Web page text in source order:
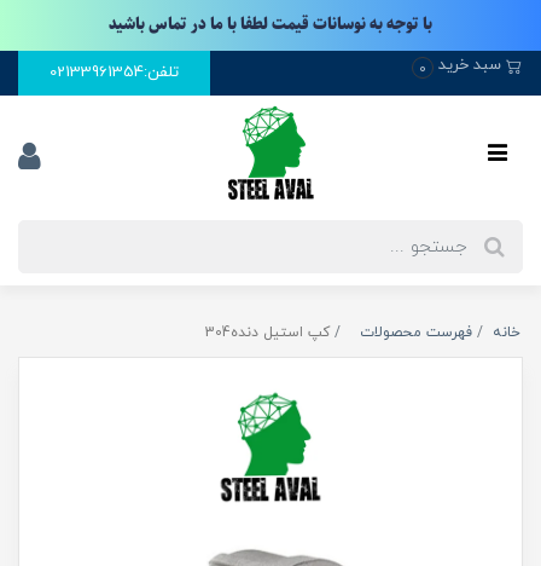
با توجه به نوسانات قیمت لطفا با ما در تماس باشید
سبد خرید 0 تلفن:02133961354
خانه فهرست محصولات کپ استیل دنده304